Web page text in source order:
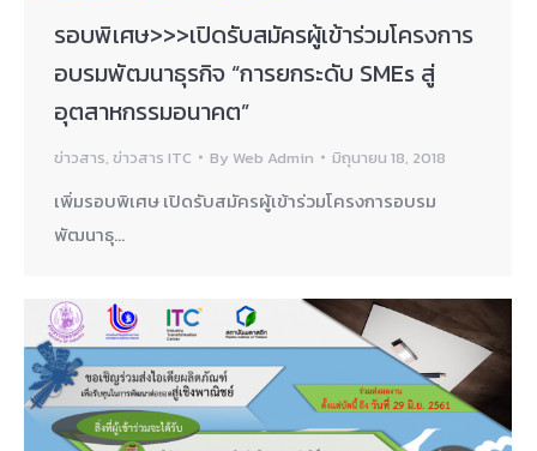
รอบพิเศษ>>>เปิดรับสมัครผู้เข้าร่วมโครงการ
อบรมพัฒนาธุรกิจ “การยกระดับ SMEs สู่
อุตสาหกรรมอนาคต”
ข่าวสาร, ข่าวสาร ITC By Web Admin มิถุนายน 18, 2018
เพิ่มรอบพิเศษ เปิดรับสมัครผู้เข้าร่วมโครงการอบรม
พัฒนาธุ…